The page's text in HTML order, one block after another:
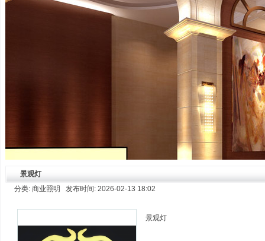
景观灯
分类: 商业照明 发布时间: 2026-02-13 18:02
景观灯